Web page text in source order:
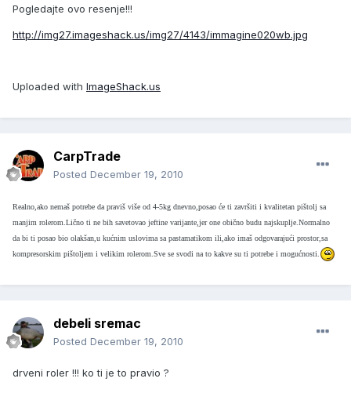
Pogledajte ovo resenje!!!
http://img27.imageshack.us/img27/4143/immagine020wb.jpg
Uploaded with ImageShack.us
CarpTrade
Posted December 19, 2010
Realno,ako nemaš potrebe da praviš više od 4-5kg dnevno,posao će ti završiti i kvalitetan pištolj sa
manjim rolerom.Lično ti ne bih savetovao jeftine varijante,jer one obično budu najskuplje.Normalno
da bi ti posao bio olakšan,u kućnim uslovima sa pastamatikom ili,ako imaš odgovarajući prostor,sa
kompresorskim pištoljem i velikim rolerom.Sve se svodi na to kakve su ti potrebe i mogućnosti.
debeli sremac
Posted December 19, 2010
drveni roler !!! ko ti je to pravio ?